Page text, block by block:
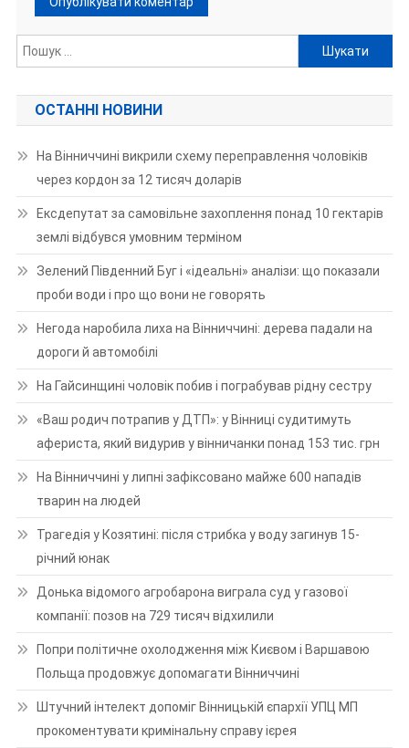
Пошук:
ОСТАННІ НОВИНИ
На Вінниччині викрили схему переправлення чоловіків
через кордон за 12 тисяч доларів
Ексдепутат за самовільне захоплення понад 10 гектарів
землі відбувся умовним терміном
Зелений Південний Буг і «ідеальні» аналізи: що показали
проби води і про що вони не говорять
Негода наробила лиха на Вінниччині: дерева падали на
дороги й автомобілі
На Гайсинщині чоловік побив і пограбував рідну сестру
«Ваш родич потрапив у ДТП»: у Вінниці судитимуть
афериста, який видурив у вінничанки понад 153 тис. грн
На Вінниччині у липні зафіксовано майже 600 нападів
тварин на людей
Трагедія у Козятині: після стрибка у воду загинув 15-
річний юнак
Донька відомого агробарона виграла суд у газової
компанії: позов на 729 тисяч відхилили
Попри політичне охолодження між Києвом і Варшавою
Польща продовжує допомагати Вінниччині
Штучний інтелект допоміг Вінницькій єпархії УПЦ МП
прокоментувати кримінальну справу ієрея